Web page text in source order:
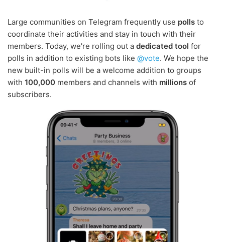
Large communities on Telegram frequently use polls to
coordinate their activities and stay in touch with their
members. Today, we're rolling out adedicated tool for
polls in addition to existing bots like@vote. We hope the
new built-in polls will be a welcome addition to groups
with100,000 members and channels with millions of
subscribers.